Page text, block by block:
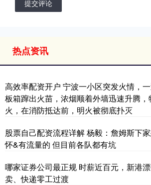
提交评论
热点资讯
高效率配资开户 宁波一小区突发火情，
板箱蹿出火苗，浓烟顺着外墙迅速升腾
火，在消防抵达前，明火被彻底扑灭
股票自己配资流程详解 杨毅：詹姆斯下
怀&有流量的 但目前各队都有坑
哪家证券公司最正规 时薪近百元，新港
卖、快递零工过渡